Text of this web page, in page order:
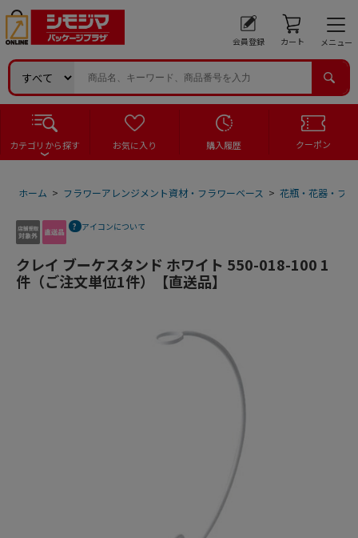
会員登録 カート メニュー
カテゴリから探す お気に入り 購入履歴 クーポン
ホーム > フラワーアレンジメント資材・フラワーベース > 花瓶・花器・フ
アイコンについて
クレイ ブーケスタンド ホワイト 550-018-100 1
件（ご注文単位1件）【直送品】